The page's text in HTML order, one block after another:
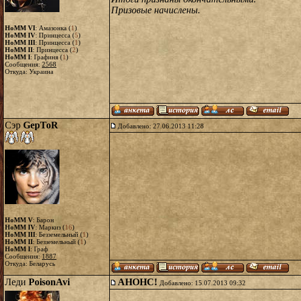
HoMM VI: Амазонка (1)
HoMM IV: Принцесса (5)
HoMM III: Принцесса (1)
HoMM II: Принцесса (2)
HoMM I: Графиня (1)
Сообщения: 2568
Откуда: Украина
Призовые начислены.
Сэр GepToR
HoMM V: Барон
HoMM IV: Маркиз (16)
HoMM III: Безземельный (1)
HoMM II: Безземельный (1)
HoMM I: Граф
Сообщения: 1887
Откуда: Беларусь
Добавлено: 27.06.2013 11:28
Леди PoisonAvi АНОНС! Добавлено: 15.07.2013 09:32